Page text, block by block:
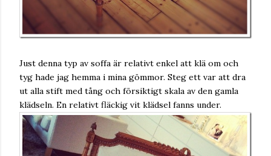
Just denna typ av soffa är relativt enkel att klä om och
tyg hade jag hemma i mina gömmor. Steg ett var att dra
ut alla stift med tång och försiktigt skala av den gamla
klädseln. En relativt fläckig vit klädsel fanns under.